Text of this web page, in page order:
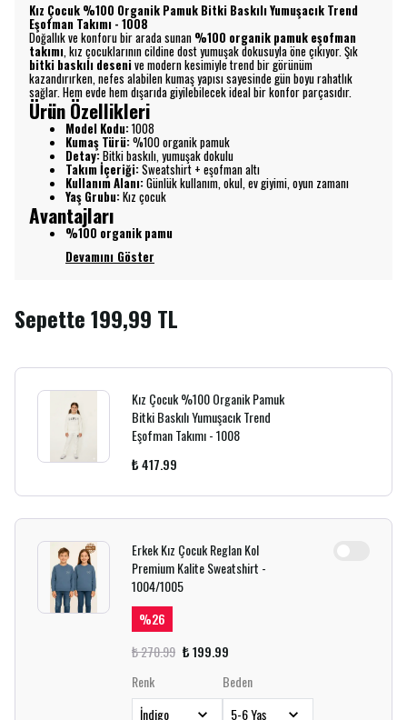
Kız Çocuk %100 Organik Pamuk Bitki Baskılı Yumuşacık Trend
Eşofman Takımı - 1008
Doğallık ve konforu bir arada sunan %100 organik pamuk eşofman
takımı, kız çocuklarının cildine dost yumuşak dokusuyla öne çıkıyor. Şık
bitki baskılı desenive modern kesimiyle trend bir görünüm
kazandırırken, nefes alabilen kumaş yapısı sayesinde gün boyu rahatlık
sağlar. Hem evde hem dışarıda giyilebilecek ideal bir konfor parçasıdır.
Ürün Özellikleri
Model Kodu:1008
Kumaş Türü:%100 organik pamuk
Detay:Bitki baskılı, yumuşak dokulu
Takım İçeriği:Sweatshirt + eşofman altı
Kullanım Alanı:Günlük kullanım, okul, ev giyimi, oyun zamanı
Yaş Grubu:Kız çocuk
Avantajları
%100 organik pamu
Devamını Göster
Sepette 199,99 TL
Kız Çocuk %100 Organik Pamuk
Bitki Baskılı Yumuşacık Trend
Eşofman Takımı - 1008
₺ 417.99
Erkek Kız Çocuk Reglan Kol
Premium Kalite Sweatshirt -
1004/1005
%26
₺ 270.99 ₺ 199.99
Renk
Beden